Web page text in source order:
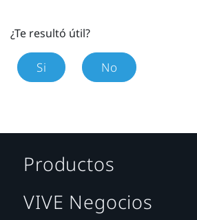
¿Te resultó útil?
Si No
Productos
VIVE Negocios